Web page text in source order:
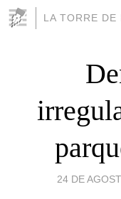
LA TORRE DE
24 DE